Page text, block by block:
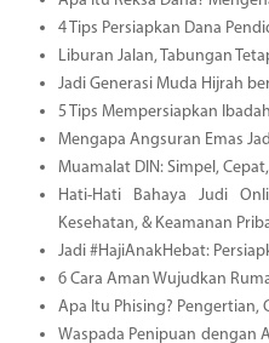
4 Tips Persiapkan Dana
Liburan Jalan, Tabungan
Jadi Generasi Muda Hijrah
5 Tips Mempersiapkan
Mengapa Angsuran Emas
Muamalat DIN: Simpel,
Hati-Hati Bahaya Judi
Kesehatan, & Keamanan
Jadi #HajiAnakHebat:
6 Cara Aman Wujudkan
Apa Itu Phising? Pengertian,
Waspada Penipuan dengan